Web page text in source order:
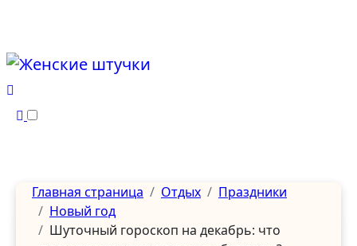
Главная страница Отдых
Праздники
Новый год
Шуточный гороскоп на декабрь: что